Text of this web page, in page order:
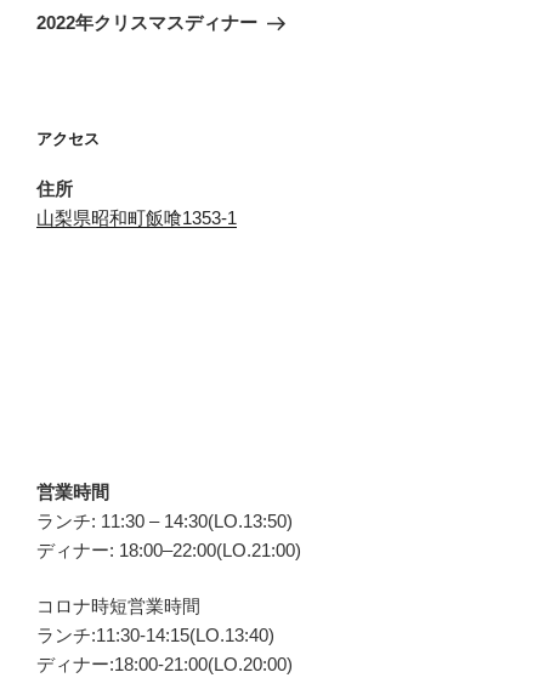
ゲ
ン
の
2022年クリスマスディナー
アクセス
住所
山梨県昭和町飯喰1353-1
営業時間
ランチ: 11:30 – 14:30(LO.13:50)
ディナー: 18:00–22:00(LO.21:00)
コロナ時短営業時間
ランチ:11:30-14:15(LO.13:40)
ディナー:18:00-21:00(LO.20:00)